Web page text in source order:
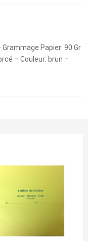
Papier: 90 Gr
– Couleur: brun –